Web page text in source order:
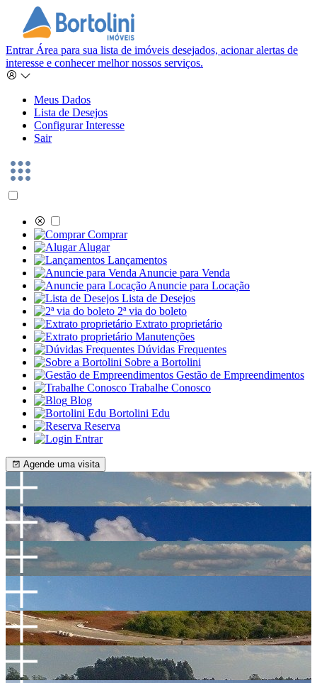
Entrar Área para sua lista de imóveis desejados, acionar alertas de
interesse e conhecer melhor nossos serviços.
Meus Dados
Lista de Desejos
Configurar Interesse
Sair
Comprar
Alugar
Lançamentos
Anuncie para Venda
Anuncie para Locação
Lista de Desejos
2ª via do boleto
Extrato proprietário
Manutenções
Dúvidas Frequentes
Sobre a Bortolini
Gestão de Empreendimentos
Trabalhe Conosco
Blog
Bortolini Edu
Reserva
Entrar
Agende uma visita